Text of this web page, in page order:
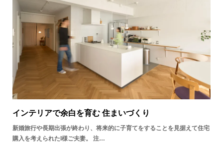
インテリアで余白を育む 住まいづくり
新婚旅行や長期出張が終わり、将来的に子育てをすることを見据えて住宅
購入を考えられたI様ご夫妻。 注…